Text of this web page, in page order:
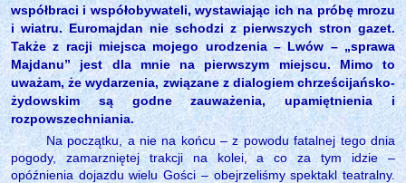
współbraci i współobywateli, wystawiając ich na próbę mrozu
i wiatru. Euromajdan nie schodzi z pierwszych stron gazet.
Także z racji miejsca mojego urodzenia – Lwów – „sprawa
Majdanu” jest dla mnie na pierwszym miejscu. Mimo to
uważam, że wydarzenia, związane z dialogiem chrześcijańsko-
żydowskim są godne zauważenia, upamiętnienia i
rozpowszechniania.
Na początku, a nie na końcu – z powodu fatalnej tego dnia
pogody, zamarzniętej trakcji na kolei, a co za tym idzie –
opóźnienia dojazdu wielu Gości – obejrzeliśmy spektakl teatralny.